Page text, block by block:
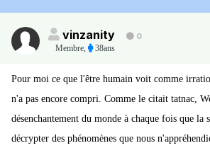
vinzanity
0
Membre, 38ans
Pour moi ce que l'être humain voit comme
n'a pas encore compri. Comme le citait tatnac,
désenchantement du monde à chaque fois que la
décrypter des phénomènes que nous